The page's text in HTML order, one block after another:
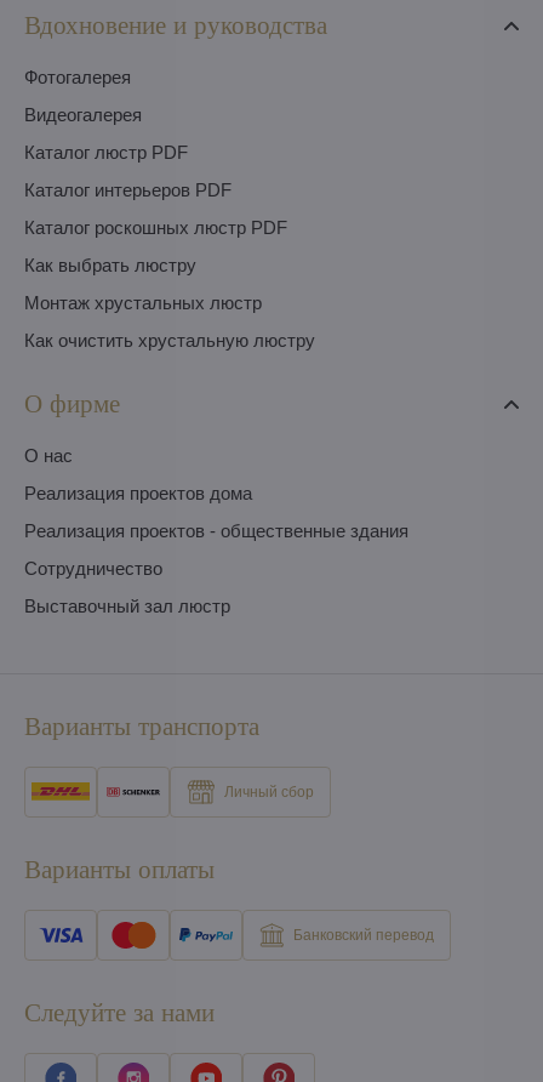
Вдохновение и руководства
Фотогалерея
Видеогалерея
Каталог люстр PDF
Каталог интерьеров PDF
Каталог роскошных люстр PDF
Как выбрать люстру
Монтаж хрустальных люстр
Как очистить хрустальную люстру
О фирме
O нас
Pеализация проектов дома
Pеализация проектов - общественные здания
Сотрудничество
Выставочный зал люстр
Варианты транспорта
Личный сбор
Варианты оплаты
Банковский перевод
Следуйте за нами